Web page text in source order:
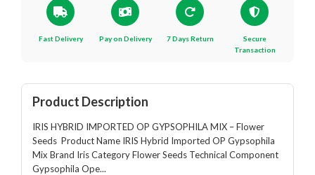
Fast Delivery Pay on Delivery 7 Days Return
Secure
Transaction
Product Description
IRIS HYBRID IMPORTED OP GYPSOPHILA MIX – Flower
Seeds Product Name IRIS Hybrid Imported OP Gypsophila
Mix Brand Iris Category Flower Seeds Technical Component
Gypsophila Ope...